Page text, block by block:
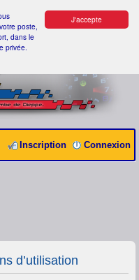
J'accepte
poste,
dans le
privée.
Connexion
Inscription
d’utilisation